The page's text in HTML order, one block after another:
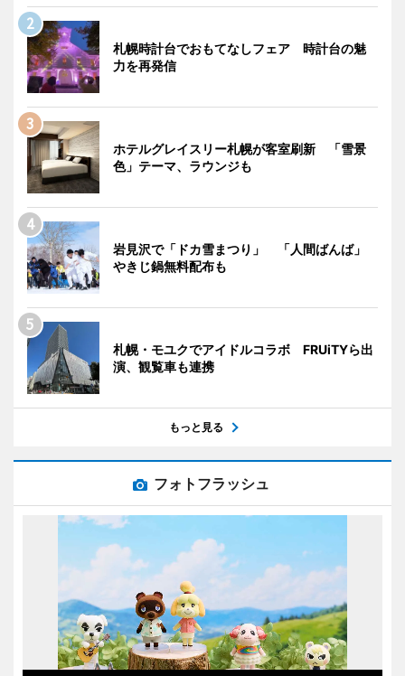
札幌時計台でおもてなしフェア 時計台の魅
力を再発信
ホテルグレイスリー札幌が客室刷新 「雪景
色」テーマ、ラウンジも
岩見沢で「ドカ雪まつり」 「人間ばんば」
やきじ鍋無料配布も
札幌・モユクでアイドルコラボ FRUiTYら出
演、観覧車も連携
もっと見る
フォトフラッシュ